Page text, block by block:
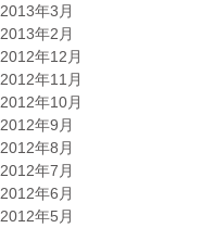
2013年3月
2013年2月
2012年12月
2012年11月
2012年10月
2012年9月
2012年8月
2012年7月
2012年6月
2012年5月